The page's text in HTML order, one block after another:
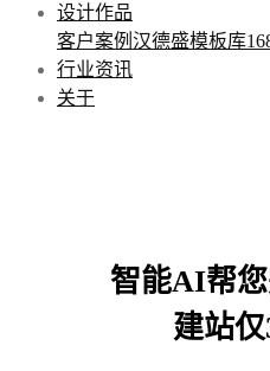
设计作品
客户案例 汉德盛模板库
行业资讯
关于
智能AI帮您
建站